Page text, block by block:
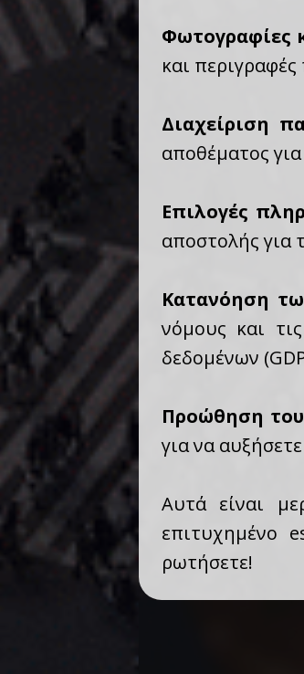
Φωτογραφίες
και
Διαχείριση
αποθέματος
Επιλογές
αποστολής για
Κατανόηση
νόμους και
δεδομένων
Προώθηση
για να
Αυτά είναι
επιτυχημένο
ρωτήσετε!